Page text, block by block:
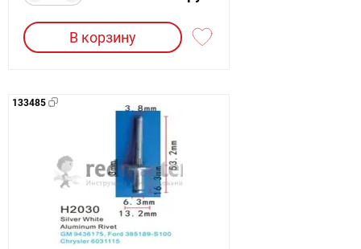
В корзину
133485